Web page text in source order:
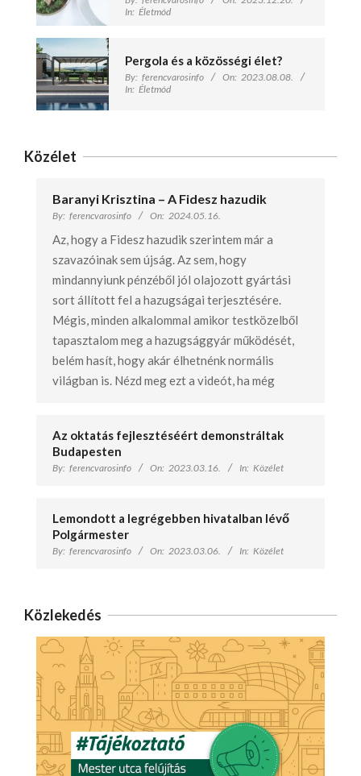
In: Életmód
Pergola és a közösségi élet?
By: ferencvarosinfo On: 2023.08.08.
In: Életmód
Közélet
Baranyi Krisztina – A Fidesz hazudik
By: ferencvarosinfo On: 2024.05.16.
Az, hogy a Fidesz hazudik szerintem már a
szavazóinak sem újság. Az sem, hogy
mindannyiunk pénzéből jól olajozott gyártási
sort állított fel a hazugságai terjesztésére.
Mégis, minden alkalommal amikor testközelből
tapasztalom meg a hazugsággyár működését,
belém hasít, hogy akár élhetnénk normális
világban is. Nézd meg ezt a videót, ha még
Az oktatás fejlesztéséért demonstráltak
Budapesten
By: ferencvarosinfo On: 2023.03.16. In: Közélet
Lemondott a legrégebben hivatalban lévő
Polgármester
By: ferencvarosinfo On: 2023.03.06. In: Közélet
Közlekedés